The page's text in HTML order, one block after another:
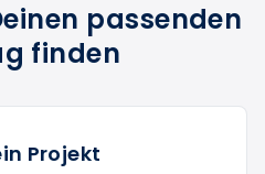
passenden
finden
Projekt